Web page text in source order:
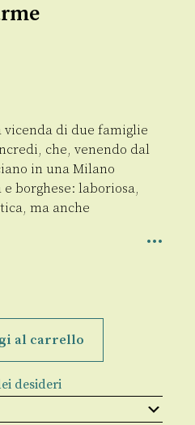
vicenda di due famiglie
che, venendo dal
in una Milano
borghese: laboriosa,
ma anche
al carrello
desideri